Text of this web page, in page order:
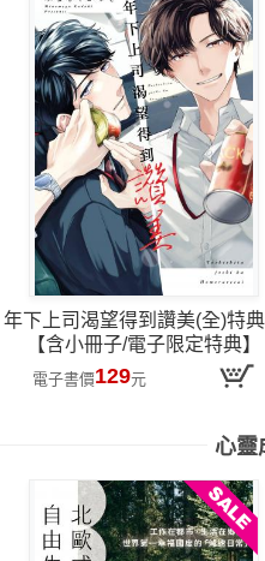
年下上司渴望得到讚美(全)特
【含小冊子/電子限定特典】
電子書價129元
心靈